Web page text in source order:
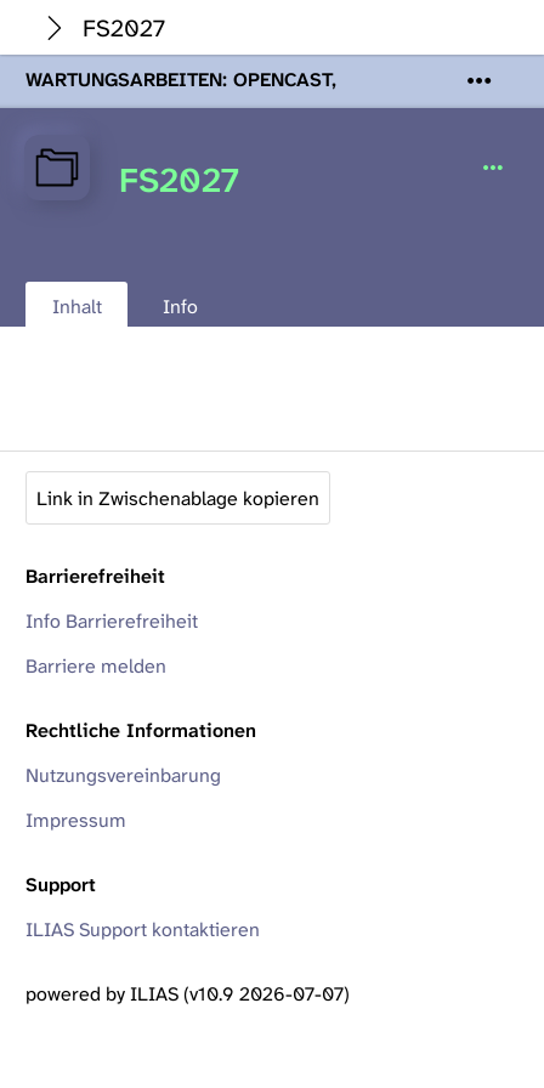
FS2027
WARTUNGSARBEITEN: OPENCAST,
PODCASTS & TOBIRA
Mi 19. August
Wartungsarbeiten an den Opencast-
Servern werden Ihnen Podcasts,
FS2027
Inhalt Info
Link in Zwischenablage kopieren
Barrierefreiheit
Info Barrierefreiheit
Barriere melden
Rechtliche Informationen
Nutzungsvereinbarung
Impressum
Support
ILIAS Support kontaktieren
powered by ILIAS (v10.9 2026-07-07)